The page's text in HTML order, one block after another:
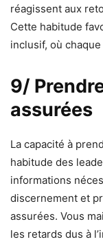
réagissent aux
Cette habitude
inclusif, où
9/
assurées
La capacité à
habitude des
informations
discernement et
assurées. Vous
les retards dus à